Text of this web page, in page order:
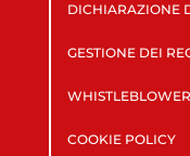
DICHIARAZIONE
GESTIONE DEI
COOKIE POLICY